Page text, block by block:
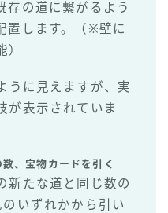
存の道に繋がるよう
置します。（※壁に
）
うに見えますが、実
が表示されていま
、宝物カードを引く
新たな道と同じ数の
いずれかから引い